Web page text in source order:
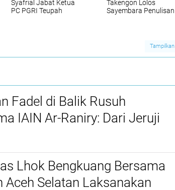
Syafrial Jabat Ketua
PC PGRI Teupah
Takengon Lolos
Sayembara Penulisan
Tampilkan
Fadel di Balik Rusuh
IAIN Ar-Raniry: Dari Jeruji
Bebas
Lhok Bengkuang Bersama
Aceh Selatan Laksanakan